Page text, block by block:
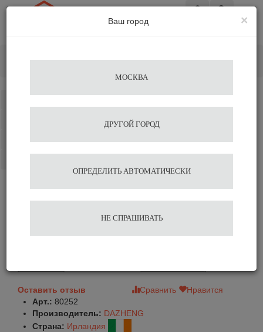
Термос для кофе LEHEHE
Оставить отзыв Сравнить
Нравится
Арт.: 80252
Производитель: DAZHENG
Страна: Ирландия
×
Ваш город
МОСКВА
ДРУГОЙ ГОРОД
ОПРЕДЕЛИТЬ АВТОМАТИЧЕСКИ
НЕ СПРАШИВАТЬ